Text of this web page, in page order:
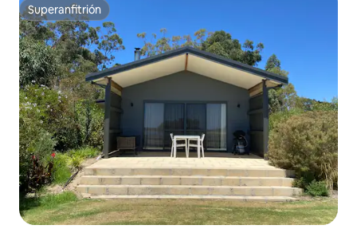
Superanfitrión
Superanfitrión